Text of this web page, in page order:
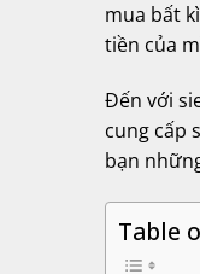
mua bất
tiền của
Đến với
cung cấp
bạn
Table